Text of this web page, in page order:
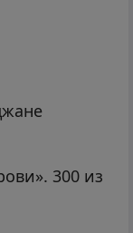
300 из